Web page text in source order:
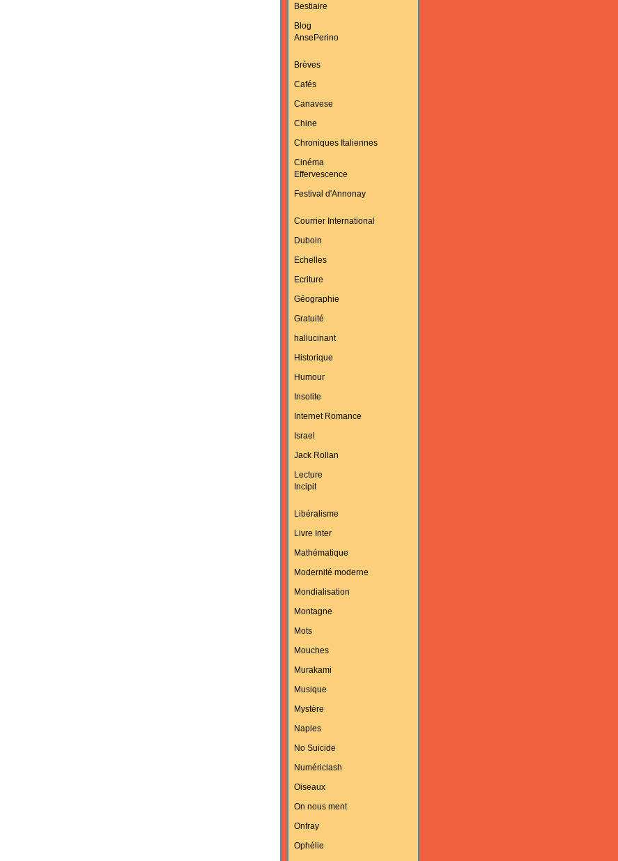
Bestiaire
Blog
AnsePerino
Brèves
Cafés
Canavese
Chine
Chroniques Italiennes
Cinéma
Effervescence
Festival d'Annonay
Courrier International
Duboin
Echelles
Ecriture
Géographie
Gratuité
hallucinant
Historique
Humour
Insolite
Internet Romance
Israel
Jack Rollan
Lecture
Incipit
Libéralisme
Livre Inter
Mathématique
Modernité moderne
Mondialisation
Montagne
Mots
Mouches
Murakami
Musique
Mystère
Naples
No Suicide
Numériclash
Oiseaux
On nous ment
Onfray
Ophélie